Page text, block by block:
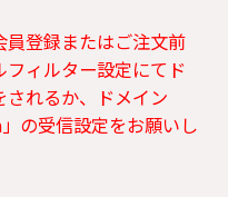
員登録またはご注文前
ィルター設定にてド
されるか、ドメイン
の受信設定をお願いし